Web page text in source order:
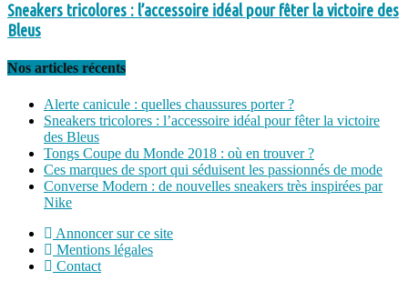
Sneakers tricolores : l’accessoire idéal pour fêter la victoire des
Bleus
Nos articles récents
Alerte canicule : quelles chaussures porter ?
Sneakers tricolores : l’accessoire idéal pour fêter la victoire
des Bleus
Tongs Coupe du Monde 2018 : où en trouver ?
Ces marques de sport qui séduisent les passionnés de mode
Converse Modern : de nouvelles sneakers très inspirées par
Nike
Annoncer sur ce site
Mentions légales
Contact